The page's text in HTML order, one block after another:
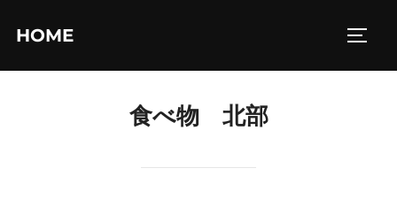
HOME
食べ物 北部